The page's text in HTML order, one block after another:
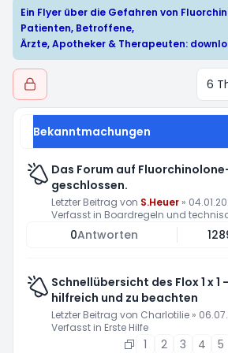
Ein Flyer über die Gefahren von
Patienten, Betroffene,
Ärzte, Apotheker & Therapeuten:
6
Bekanntmachungen
Das Forum auf
geschlossen.
Letzter Beitrag von S.Heuer »
Verfasst in Boardregeln und
0Antworten
Schnellübersicht des Flox 1 x 1
hilfreich und zu beachten
Letzter Beitrag von Charlotilie »
Verfasst in Erste Hilfe
1 2 3 4
5